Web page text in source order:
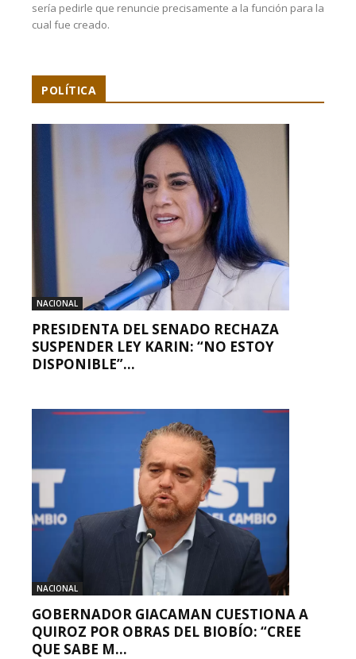
sería pedirle que renuncie precisamente a la función para la
cual fue creado.
POLÍTICA
NACIONAL
PRESIDENTA DEL SENADO RECHAZA
SUSPENDER LEY KARIN: “NO ESTOY
DISPONIBLE”...
NACIONAL
GOBERNADOR GIACAMAN CUESTIONA A
QUIROZ POR OBRAS DEL BIOBÍO: “CREE
QUE SABE M...